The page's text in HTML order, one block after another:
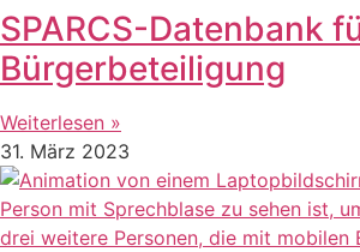
SPARCS-Datenbank
Bürgerbeteiligung
Weiterlesen »
31. März 2023